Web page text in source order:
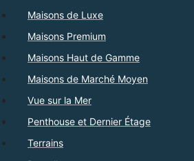
Maisons de Luxe
Maisons Premium
Maisons Haut de Gamme
Maisons de Marché Moyen
Vue sur la Mer
Penthouse et Dernier Étage
Terrains